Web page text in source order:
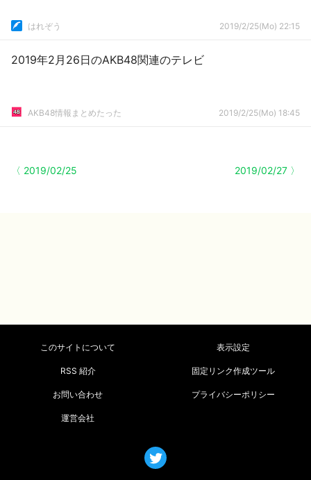
はれぞう 2019/2/25(Mo) 22:15
2019年2月26日のAKB48関連のテレビ
AKB48情報まとめたった 2019/2/25(Mo) 18:45
〈 2019/02/25 2019/02/27 〉
このサイトについて 表示設定
RSS 紹介 固定リンク作成ツール
お問い合わせ プライバシーポリシー
運営会社